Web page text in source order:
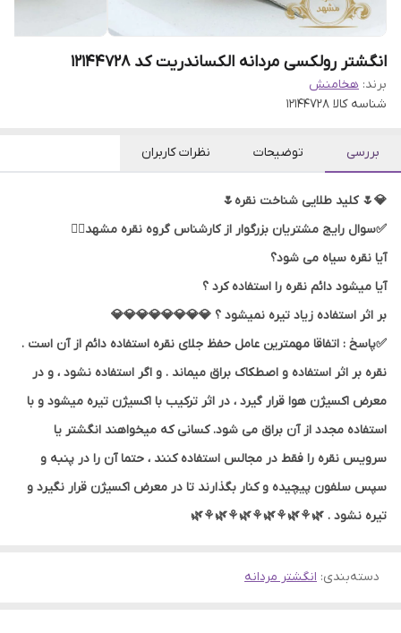
انگشتر رولکسی مردانه الکساندریت کد 12144728
برند: هخامنش
شناسه کالا 12144728
بررسی توضیحات نظرات کاربران
💎🌷 کلید طلایی شناخت نقره🌷
✅سوال رایج مشتریان بزرگوار از کارشناس گروه نقره مشهد👇🏻
آیا نقره سیاه می شود؟
آیا میشود دائم نقره را استفاده کرد ؟
بر اثر استفاده زیاد تیره نمیشود ؟ 💎💎💎💎💎💎💎💎
✅پاسخ : اتفاقا مهمترین عامل حفظ جلای نقره استفاده دائم از آن است .
نقره بر اثر استفاده و اصطکاک براق میماند . و اگر استفاده نشود ، و در
معرض اکسیژن هوا قرار گیرد ، در اثر ترکیب با اکسیژن تیره میشود و با
استفاده مجدد از آن براق می شود. کسانی که میخواهند انگشتر یا
سرویس نقره را فقط در مجالس استفاده کنند ، حتما آن را در پنبه و
سپس سلفون پیچیده و کنار بگذارند تا در معرض اکسیژن قرار نگیرد و
تیره نشود . 🌿⚘🌿⚘🌿⚘🌿⚘🌿⚘🌿
دسته‌بندی: انگشتر مردانه